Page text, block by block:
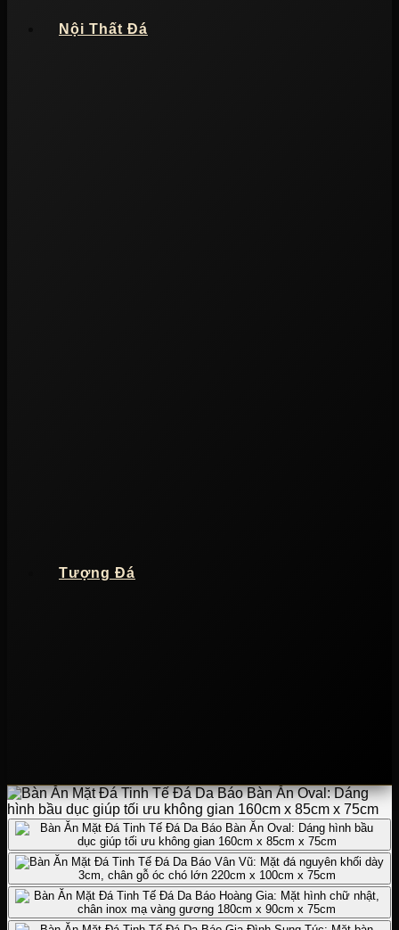
Nội Thất Đá
Tượng Đá